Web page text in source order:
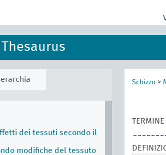
(en)
(en)
dei tessuti secondo il
modifiche del tessuto
Schizzo >
TERMINE